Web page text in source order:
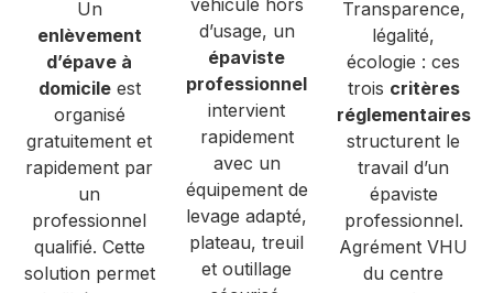
Un
enlèvement
d’épave à
domicileest
organisé
gratuitement et
rapidement par
un
professionnel
qualifié. Cette
solution permet
véhicule hors
d’usage, un
épaviste
professionnel
intervient
rapidement
avec un
équipement de
levage adapté,
plateau, treuil
et outillage
Transparence,
légalité,
écologie : ces
trois critères
réglementaires
structurent le
travail d’un
épaviste
professionnel.
Agrément VHU
du centre